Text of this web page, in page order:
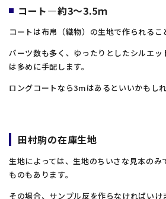
コート―約3～3.5ｍ
コートは布帛（織物）の生地で作られるこ
パーツ数も多く、ゆったりとしたシルエ
は多めに手配します。
ロングコートなら3mはあるといいかもしれ
田村駒の在庫生地
生地によっては、生地のちいさな見本のみ
ものもあります。
その場合、サンプル反を作らなければい